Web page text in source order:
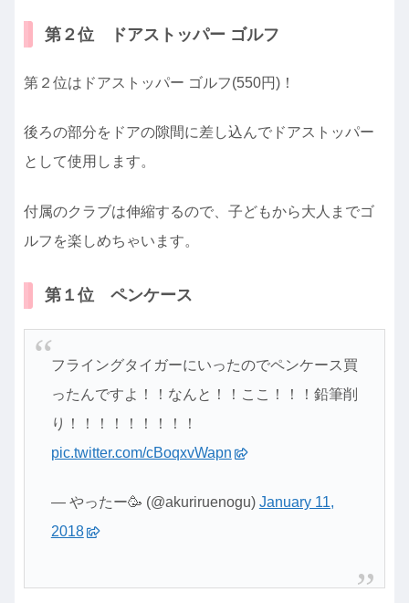
第２位 ドアストッパー ゴルフ
第２位はドアストッパー ゴルフ(550円)！
後ろの部分をドアの隙間に差し込んでドアストッパー
として使用します。
付属のクラブは伸縮するので、子どもから大人までゴ
ルフを楽しめちゃいます。
第１位 ペンケース
フライングタイガーにいったのでペンケース買
ったんですよ！！なんと！！ここ！！！鉛筆削
り！！！！！！！！！
pic.twitter.com/cBoqxvWapn
— やったー🥳 (@akuriruenogu) January 11,
2018